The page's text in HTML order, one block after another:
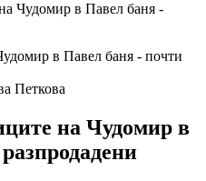
Чудомир в Павел баня -
Петкова
на Чудомир в